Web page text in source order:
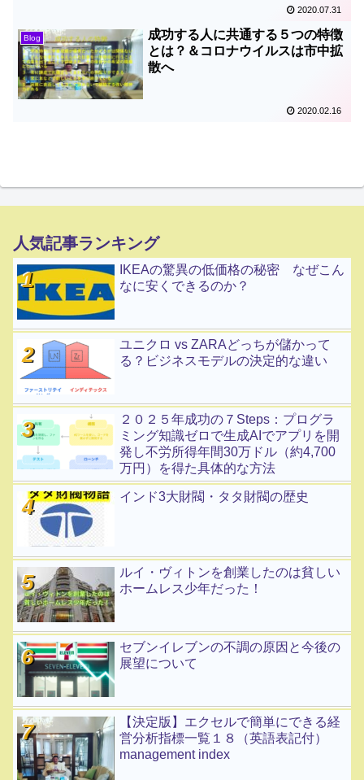
2020.07.31
Blog
成功する人に共通する５つの特徴
とは？＆コロナウイルスは市中拡
散へ
2020.02.16
人気記事ランキング
IKEAの驚異の低価格の秘密 なぜこん
なに安くできるのか？
ユニクロ vs ZARAどっちが儲かって
る？ビジネスモデルの決定的な違い
２０２５年成功の７Steps：プログラ
ミング知識ゼロで生成AIでアプリを開
発し不労所得年間30万ドル（約4,700
万円）を得た具体的な方法
インド3大財閥・タタ財閥の歴史
ルイ・ヴィトンを創業したのは貧しい
ホームレス少年だった！
セブンイレブンの不調の原因と今後の
展望について
【決定版】エクセルで簡単にできる経
営分析指標一覧１８（英語表記付）
management index